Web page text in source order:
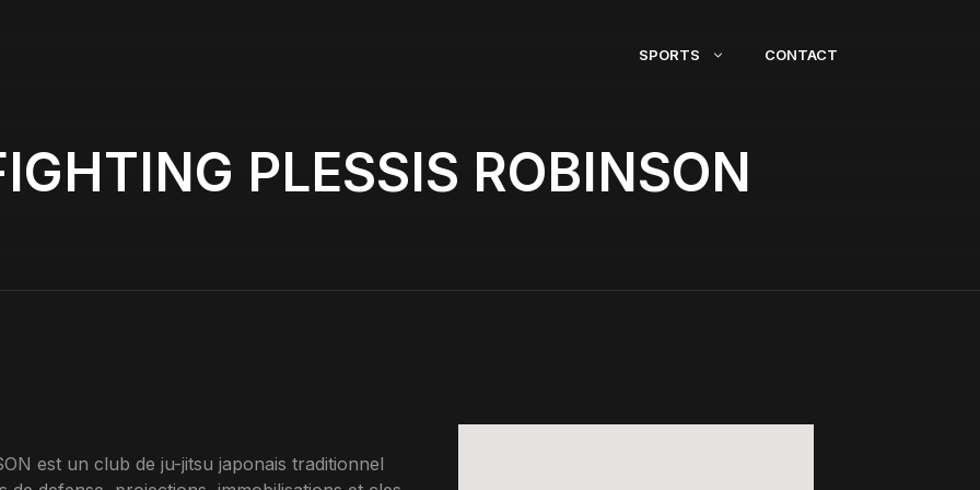
SPORTS CONTACT
PLESSIS ROBINSON
est un club de ju-jitsu japonais traditionnel